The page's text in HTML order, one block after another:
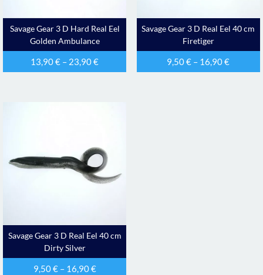
Savage Gear 3 D Hard Real Eel
Golden Ambulance
13,90€ – 23,90€
Savage Gear 3 D Real Eel 40 cm
Firetiger
9,50€ – 16,90€
Savage Gear 3 D Real Eel 40 cm
Dirty Silver
9,50€– 16,90€